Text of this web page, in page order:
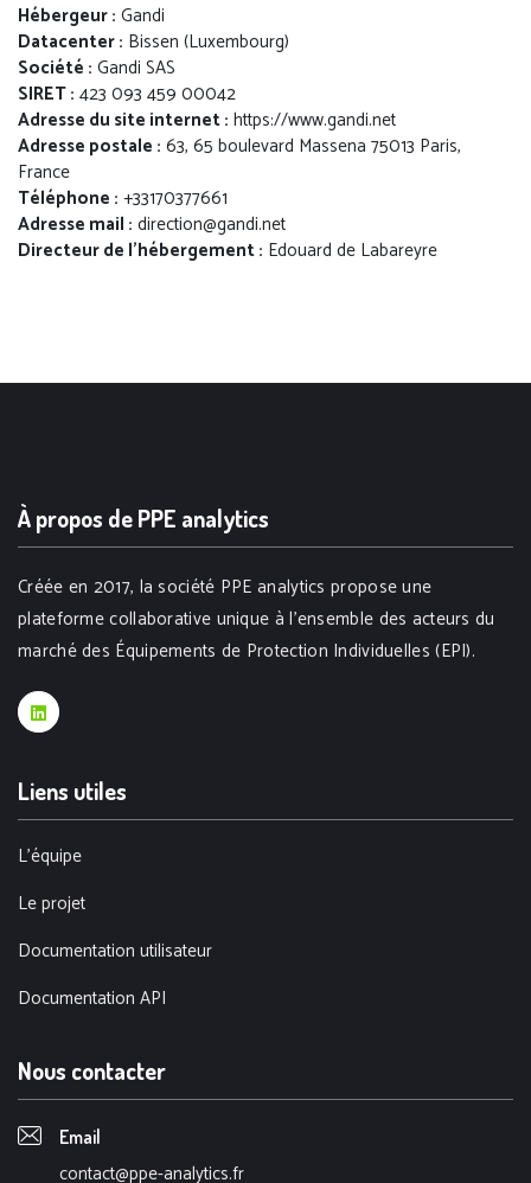
Hébergeur : Gandi
Datacenter : Bissen (Luxembourg)
Société : Gandi SAS
SIRET : 423 093 459 00042
Adresse du site internet : https://www.gandi.net
Adresse postale : 63, 65 boulevard Massena 75013 Paris,
France
Téléphone : +33170377661
Adresse mail : direction@gandi.net
Directeur de l'hébergement : Edouard de Labareyre
À propos de PPE analytics
Créée en 2017, la société PPE analytics propose une
plateforme collaborative unique à l’ensemble des acteurs du
marché des Équipements de Protection Individuelles (EPI).
Liens utiles
L'équipe
Le projet
Documentation utilisateur
Documentation API
Nous contacter
Email
contact@ppe-analytics.fr